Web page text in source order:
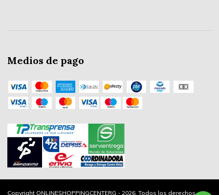
Medios de pago
Copyright ONLINESHOPPINGCENTERG - 2026. Todos los derechos